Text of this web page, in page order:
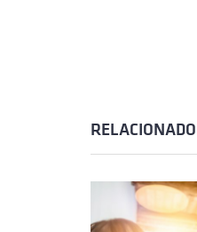
RELACIONADO